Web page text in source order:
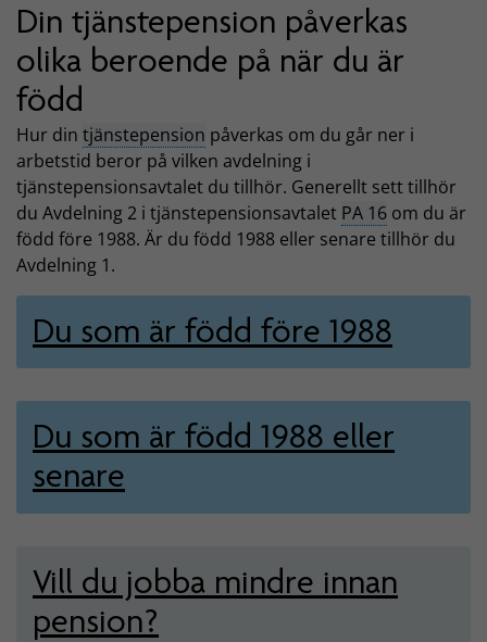
Din tjänstepension påverkas
olika beroende på när du är
född
Hur din tjänstepension påverkas om du går ner i
arbetstid beror på vilken avdelning i
tjänstepensionsavtalet du tillhör. Generellt sett tillhör
du Avdelning 2 i tjänstepensionsavtalet PA 16 om du är
född före 1988. Är du född 1988 eller senare tillhör du
Avdelning 1.
Du som är född före 1988
Du som är född 1988 eller
senare
Vill du jobba mindre innan
pension?